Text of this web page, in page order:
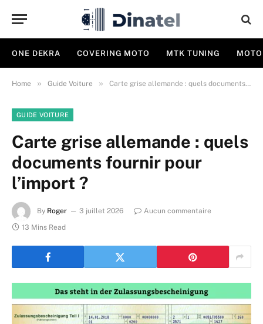
ONE DEKRA COVERING MOTO MTK TUNING
Home » Guide Voiture » Carte grise allemande : quels documents fournir pour l’import ?
GUIDE VOITURE
Carte grise allemande : quels
documents fournir pour
l’import ?
By Roger 3 juillet 2026
Aucun commentaire
13 Mins Read